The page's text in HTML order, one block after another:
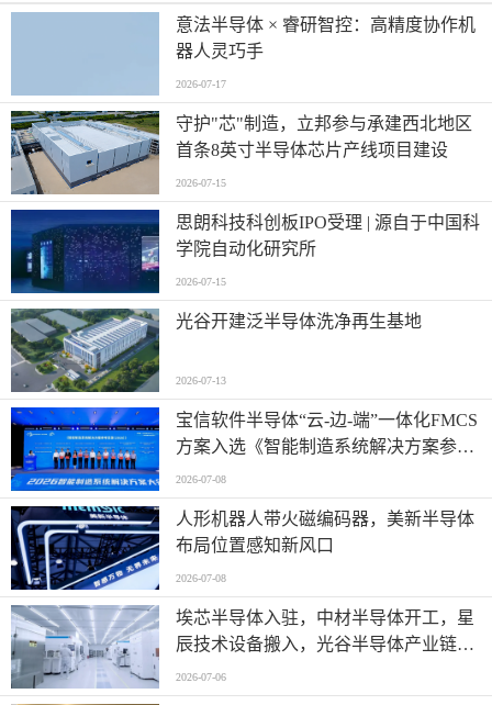
意法半导体 × 睿研智控：高精度协作机
器人灵巧手
2026-07-17
守护"芯"制造，立邦参与承建西北地区
首条8英寸半导体芯片产线项目建设
2026-07-15
思朗科技科创板IPO受理 | 源自于中国科
学院自动化研究所
2026-07-15
光谷开建泛半导体洗净再生基地
2026-07-13
宝信软件半导体“云-边-端”一体化FMCS
方案入选《智能制造系统解决方案参考
目录（2026）》
2026-07-08
人形机器人带火磁编码器，美新半导体
布局位置感知新风口
2026-07-08
埃芯半导体入驻，中材半导体开工，星
辰技术设备搬入，光谷半导体产业链有
新进展→
2026-07-06